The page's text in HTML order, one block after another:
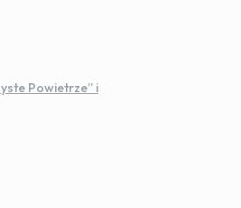
Powietrze” i